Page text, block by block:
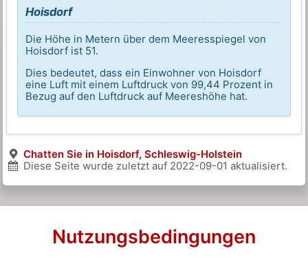
Hoisdorf
Die Höhe in Metern über dem Meeresspiegel von
Hoisdorf ist 51.
Dies bedeutet, dass ein Einwohner von Hoisdorf
eine Luft mit einem Luftdruck von 99,44 Prozent in
Bezug auf den Luftdruck auf Meereshöhe hat.
Chatten Sie in Hoisdorf, Schleswig-Holstein
Diese Seite wurde zuletzt auf 2022-09-01 aktualisiert.
Nutzungsbedingungen